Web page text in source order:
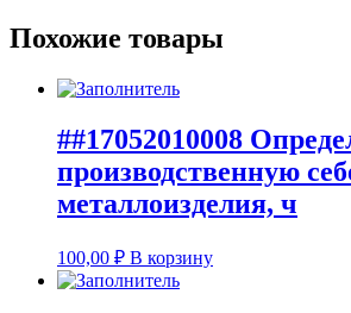
Похожие товары
##17052010008
производственную
металлоизделия, ч
100,00 ₽ В корзину